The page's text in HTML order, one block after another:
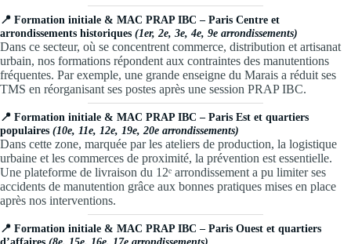
📍 Formation initiale & MAC PRAP IBC – Paris Centre et
arrondissements historiques (1er, 2e, 3e, 4e, 9e arrondissements)
Dans ce secteur, où se concentrent commerce, distribution et artisanat
urbain, nos formations répondent aux contraintes des manutentions
fréquentes. Par exemple, une grande enseigne du Marais a réduit ses
TMS en réorganisant ses postes après une session PRAP IBC.
📍 Formation initiale & MAC PRAP IBC – Paris Est et quartiers
populaires (10e, 11e, 12e, 19e, 20e arrondissements)
Dans cette zone, marquée par les ateliers de production, la logistique
urbaine et les commerces de proximité, la prévention est essentielle.
Une plateforme de livraison du 12ᵉ arrondissement a pu limiter ses
accidents de manutention grâce aux bonnes pratiques mises en place
après nos interventions.
📍 Formation initiale & MAC PRAP IBC – Paris Ouest et quartiers